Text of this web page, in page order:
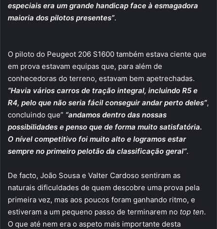
especiais era um grande handicap face à esmagadora
maioria dos pilotos presentes”.
O piloto do Peugeot 206 S1600 também estava ciente que
em prova estavam equipas que, para além de
conhecedoras do terreno, estavam bem apetrechadas.
“Havia vários carros de tração integral, incluindo R5 e
R4, pelo que não seria fácil conseguir andar perto deles”,
concluindo que” “andamos dentro das nossas
possibilidades e penso que de forma muito satisfatória.
O nível competitivo foi muito alto e logramos estar
sempre no primeiro pelotão da classificação geral”.
De facto, João Sousa e Valter Cardoso sentiram as
naturais dificuldades de quem descobre uma prova pela
primeira vez, mas aos poucos foram ganhando ritmo, e
estiveram a um pequeno passo de terminarem no top ten.
O que até nem era o aspeto mais importante desta